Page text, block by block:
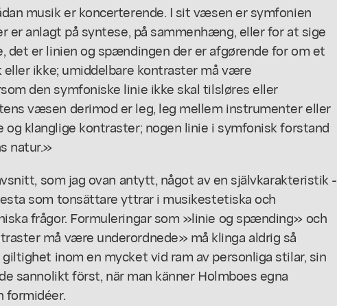
musik er koncerterende. I sit væsen er symfonien
er anlagt på syntese, på sammenhæng, eller for at sige
det er linien og spændingen der er afgørende for om et
ikke; umiddelbare kontraster må være
den symfoniske linie ikke skal tilsløres eller
væsen derimod er leg, leg mellem instrumenter eller
og klanglige kontraster; nogen linie i symfonisk forstand
natur.»
som jag ovan antytt, något av en självkarakteristik -
som tonsättare yttrar i musikestetiska och
frågor. Formuleringar som »linie og spænding» och
må være underordnede» må klinga aldrig så
inom en mycket vid ram av personliga stilar, sin
sannolikt först, när man känner Holmboes egna
formidéer.